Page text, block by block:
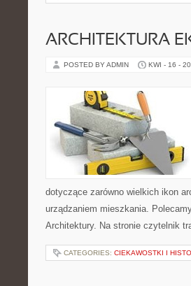
ARCHITEKTURA
POSTED BY ADMIN KWI - 16 -
dotyczące zarówno wielkich ikon
urządzaniem mieszkania.
Architektury. Na stronie czytelnik
CATEGORIES: CIEKAWOSTKI I